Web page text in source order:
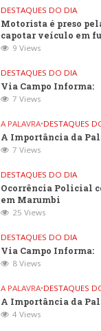
DESTAQUES DO DIA
Motorista é preso
capotar veículo em
9 Views
DESTAQUES DO DIA
Via Campo Informa:
7 Views
A PALAVRA•DESTAQUES
A Importância da
7 Views
DESTAQUES DO DIA
Ocorrência Policial
em Marumbi
25 Views
DESTAQUES DO DIA
Via Campo Informa:
8 Views
A PALAVRA•DESTAQUES
A Importância da
4 Views